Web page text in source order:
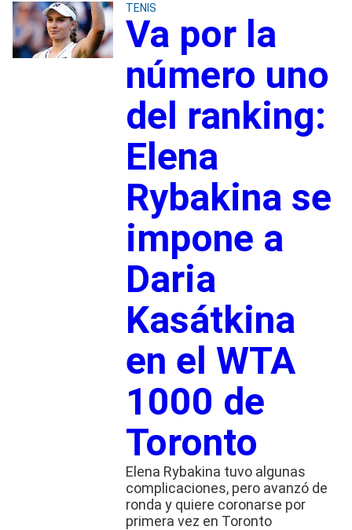
TENIS
Va por la
número uno
del ranking:
Elena
Rybakina se
impone a
Daria
Kasátkina
en el WTA
1000 de
Toronto
Elena Rybakina tuvo algunas
complicaciones, pero avanzó de
ronda y quiere coronarse por
primera vez en Toronto